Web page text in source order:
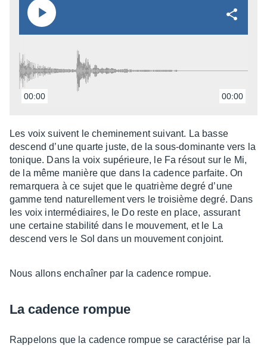
00:00 00:00
Les voix suivent le chemi­ne­ment suivant. La basse
descend d’une quarte juste, de la sous-domi­nante vers la
tonique. Dans la voix supé­rieure, le Fa résout sur le Mi,
de la même manière que dans la cadence parfaite. On
remarquera à ce sujet que le quatrième degré d’une
gamme tend natu­rel­le­ment vers le troi­sième degré. Dans
les voix inter­mé­diaires, le Do reste en place, assu­rant
une certaine stabi­lité dans le mouve­ment, et le La
descend vers le Sol dans un mouve­ment conjoint.
Nous allons enchaî­ner par la cadence rompue.
La cadence rompue
Rappe­lons que la cadence rompue se carac­té­rise par la